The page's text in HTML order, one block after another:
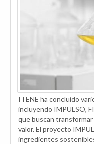
ITENE ha concluido
incluyendo IMPULSO,
que buscan
valor. El proyecto
ingredientes